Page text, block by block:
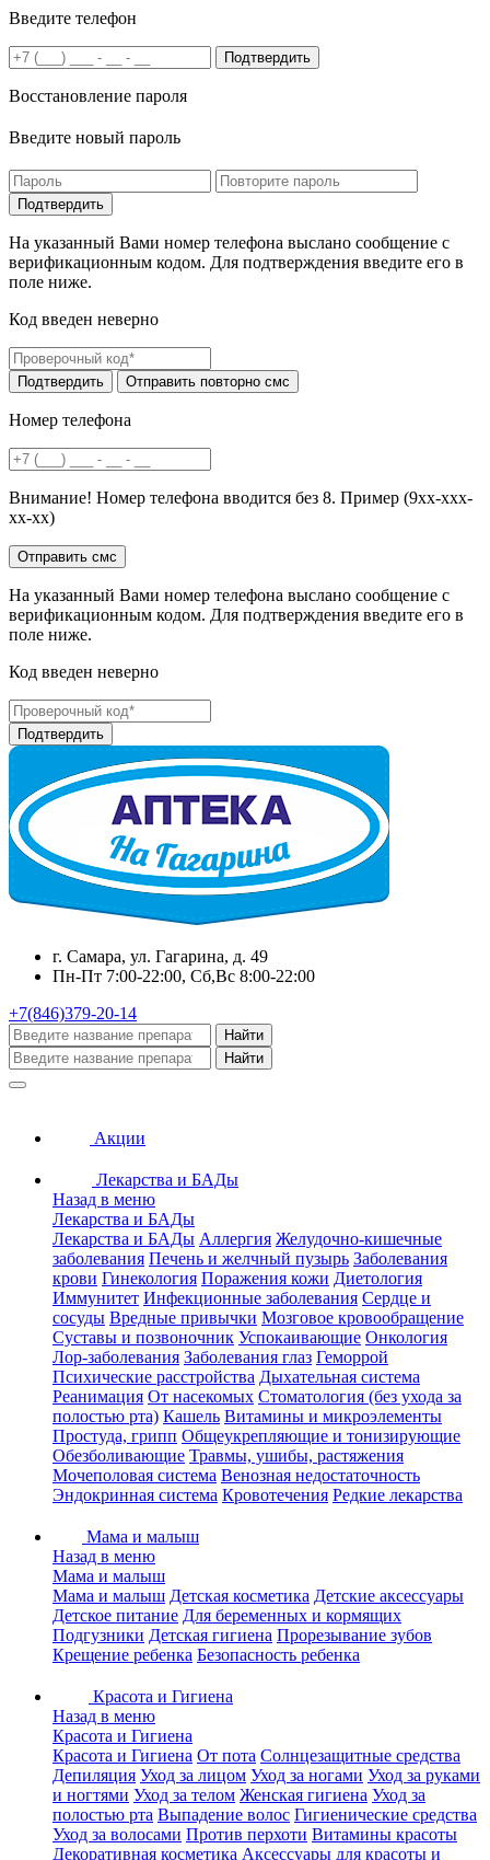
Введите телефон
Подтвердить
Восстановление пароля
Введите новый пароль
На указанный Вами номер телефона выслано сообщение с
верификационным кодом. Для подтверждения введите его в
поле ниже.
Код введен неверно
Номер телефона
Внимание! Номер телефона вводится без 8. Пример (9хх-ххх-
хх-хх)
На указанный Вами номер телефона выслано сообщение с
верификационным кодом. Для подтверждения введите его в
поле ниже.
Код введен неверно
г. Самара, ул. Гагарина, д. 49
Пн-Пт 7:00-22:00, Сб,Вс 8:00-22:00
+7(846)379-20-14
Найти
Найти
Акции
Лекарства и БАДы
Назад в меню
Лекарства и БАДы
Лекарства и БАДы Аллергия Желудочно-кишечные
заболевания Печень и желчный пузырь Заболевания
крови Гинекология Поражения кожи Диетология
Иммунитет Инфекционные заболевания Сердце и
сосуды Вредные привычки Мозговое кровообращение
Суставы и позвоночник Успокаивающие Онкология
Лор-заболевания Заболевания глаз Геморрой
Психические расстройства Дыхательная система
Реанимация От насекомых Стоматология (без ухода за
полостью рта) Кашель Витамины и микроэлементы
Простуда, грипп Общеукрепляющие и тонизирующие
Обезболивающие Травмы, ушибы, растяжения
Мочеполовая система Венозная недостаточность
Эндокринная система Кровотечения Редкие лекарства
Мама и малыш
Назад в меню
Мама и малыш
Мама и малыш Детская косметика Детские аксессуары
Детское питание Для беременных и кормящих
Подгузники Детская гигиена Прорезывание зубов
Крещение ребенка Безопасность ребенка
Красота и Гигиена
Назад в меню
Красота и Гигиена
Красота и Гигиена От пота Солнцезащитные средства
Депиляция Уход за лицом Уход за ногами Уход за руками
и ногтями Уход за телом Женская гигиена Уход за
полостью рта Выпадение волос Гигиенические средства
Уход за волосами Против перхоти Витамины красоты
Декоративная косметика Аксессуары для красоты и